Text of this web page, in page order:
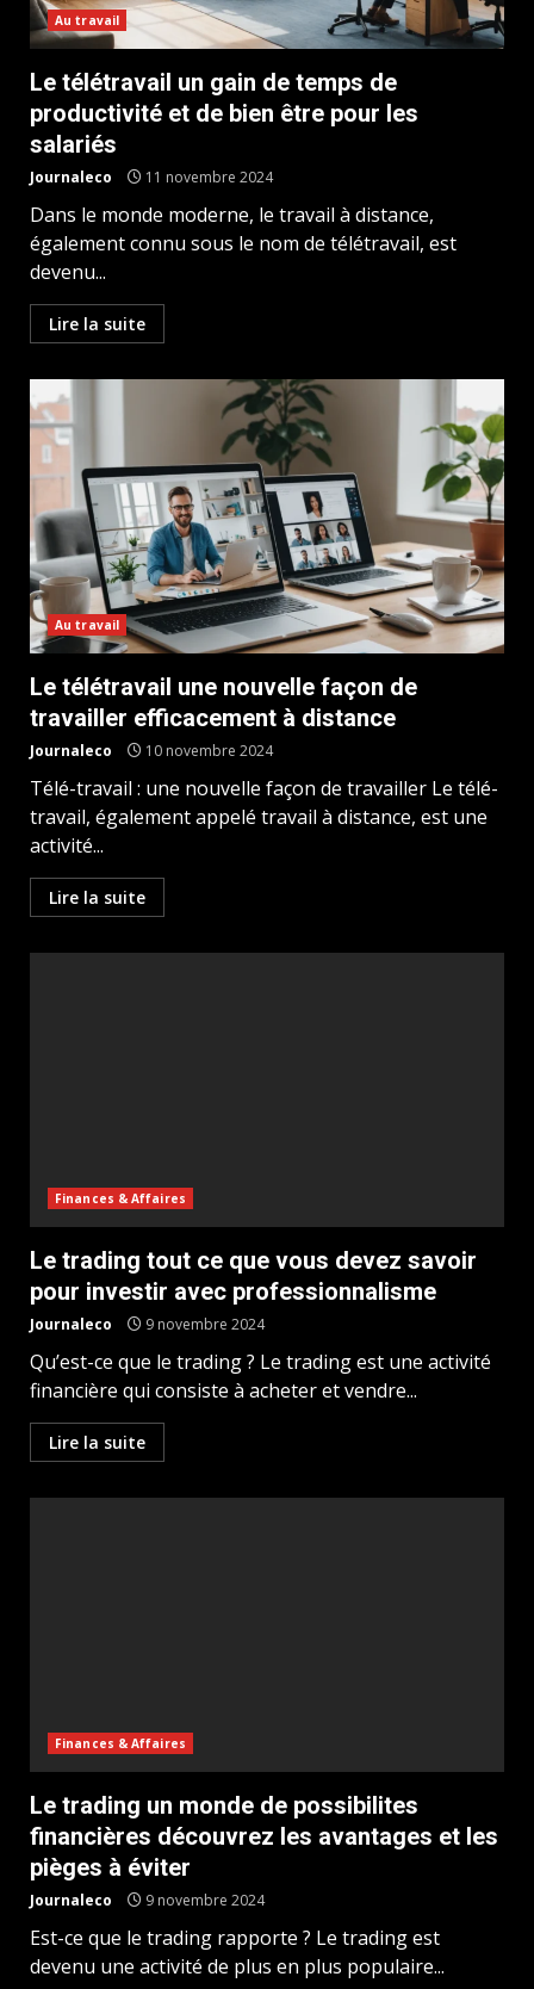
Au travail
Le télétravail un gain de temps de
productivité et de bien être pour les
salariés
Journaleco 11 novembre 2024
Dans le monde moderne, le travail à distance,
également connu sous le nom de télétravail, est
devenu...
Lire la suite
Au travail
Le télétravail une nouvelle façon de
travailler efficacement à distance
Journaleco 10 novembre 2024
Télé-travail : une nouvelle façon de travailler Le télé-
travail, également appelé travail à distance, est une
activité...
Lire la suite
Finances & Affaires
Le trading tout ce que vous devez savoir
pour investir avec professionnalisme
Journaleco 9 novembre 2024
Qu’est-ce que le trading ? Le trading est une activité
financière qui consiste à acheter et vendre...
Lire la suite
Finances & Affaires
Le trading un monde de possibilites
financières découvrez les avantages et les
pièges à éviter
Journaleco 9 novembre 2024
Est-ce que le trading rapporte ? Le trading est
devenu une activité de plus en plus populaire...